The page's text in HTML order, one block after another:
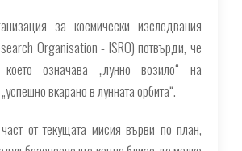
за космически изследвания
Organisation - ISRO) потвърди, че
което означава „лунно возило“ на
вкарано в лунната орбита“.
от текущата мисия върви по план,